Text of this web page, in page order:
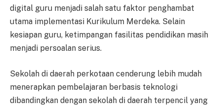
digital guru menjadi salah satu faktor penghambat
utama implementasi Kurikulum Merdeka. Selain
kesiapan guru, ketimpangan fasilitas pendidikan masih
menjadi persoalan serius.
Sekolah di daerah perkotaan cenderung lebih mudah
menerapkan pembelajaran berbasis teknologi
dibandingkan dengan sekolah di daerah terpencil yang